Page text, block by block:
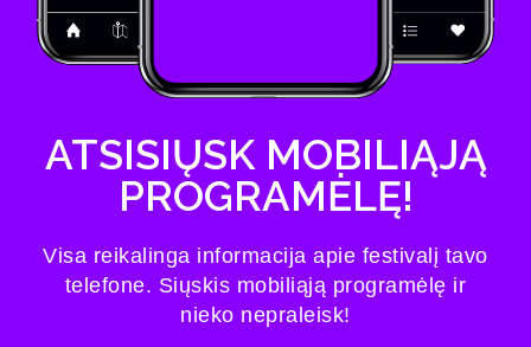
ATSISIŲSK MOBILIĄJĄ
PROGRAMĖLĘ!
Visa reikalinga informacija apie festivalį tavo
telefone. Siųskis mobiliąją programėlę ir
nieko nepraleisk!